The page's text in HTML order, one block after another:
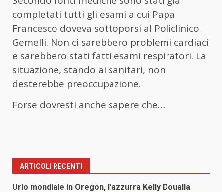
completati tutti gli esami a cui Papa
Francesco doveva sottoporsi al Policlinico
Gemelli. Non ci sarebbero problemi cardiaci
e sarebbero stati fatti esami respiratori. La
situazione, stando ai sanitari, non
desterebbe preoccupazione.
Forse dovresti anche sapere che…
ARTICOLI RECENTI
Urlo mondiale in Oregon, l’azzurra Kelly Doualla